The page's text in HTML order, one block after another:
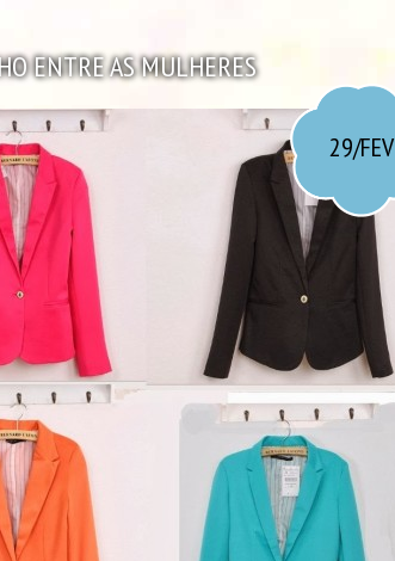
ENTRE AS MULHERES
29/FEV